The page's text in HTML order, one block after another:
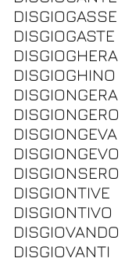
DISGIOGASSE
DISGIOGASTE
DISGIOGHERA
DISGIOGHINO
DISGIONGERA
DISGIONGERO
DISGIONGEVA
DISGIONGEVO
DISGIONSERO
DISGIONTIVE
DISGIONTIVO
DISGIOVANDO
DISGIOVANTI